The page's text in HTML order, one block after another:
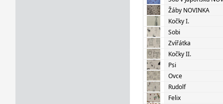
Žáby NOVINKA
Kočky I.
Sobi
Zvířátka
Kočky II.
Psi
Ovce
Rudolf
Felix